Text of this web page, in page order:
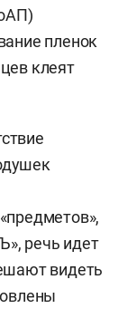
пленок
клеят
речь идет
видеть